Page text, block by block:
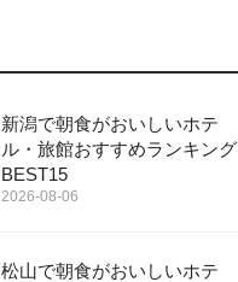
新潟で朝食がおいしいホテ
ル・旅館おすすめランキング
BEST15
2026-08-06
松山で朝食がおいしいホテ